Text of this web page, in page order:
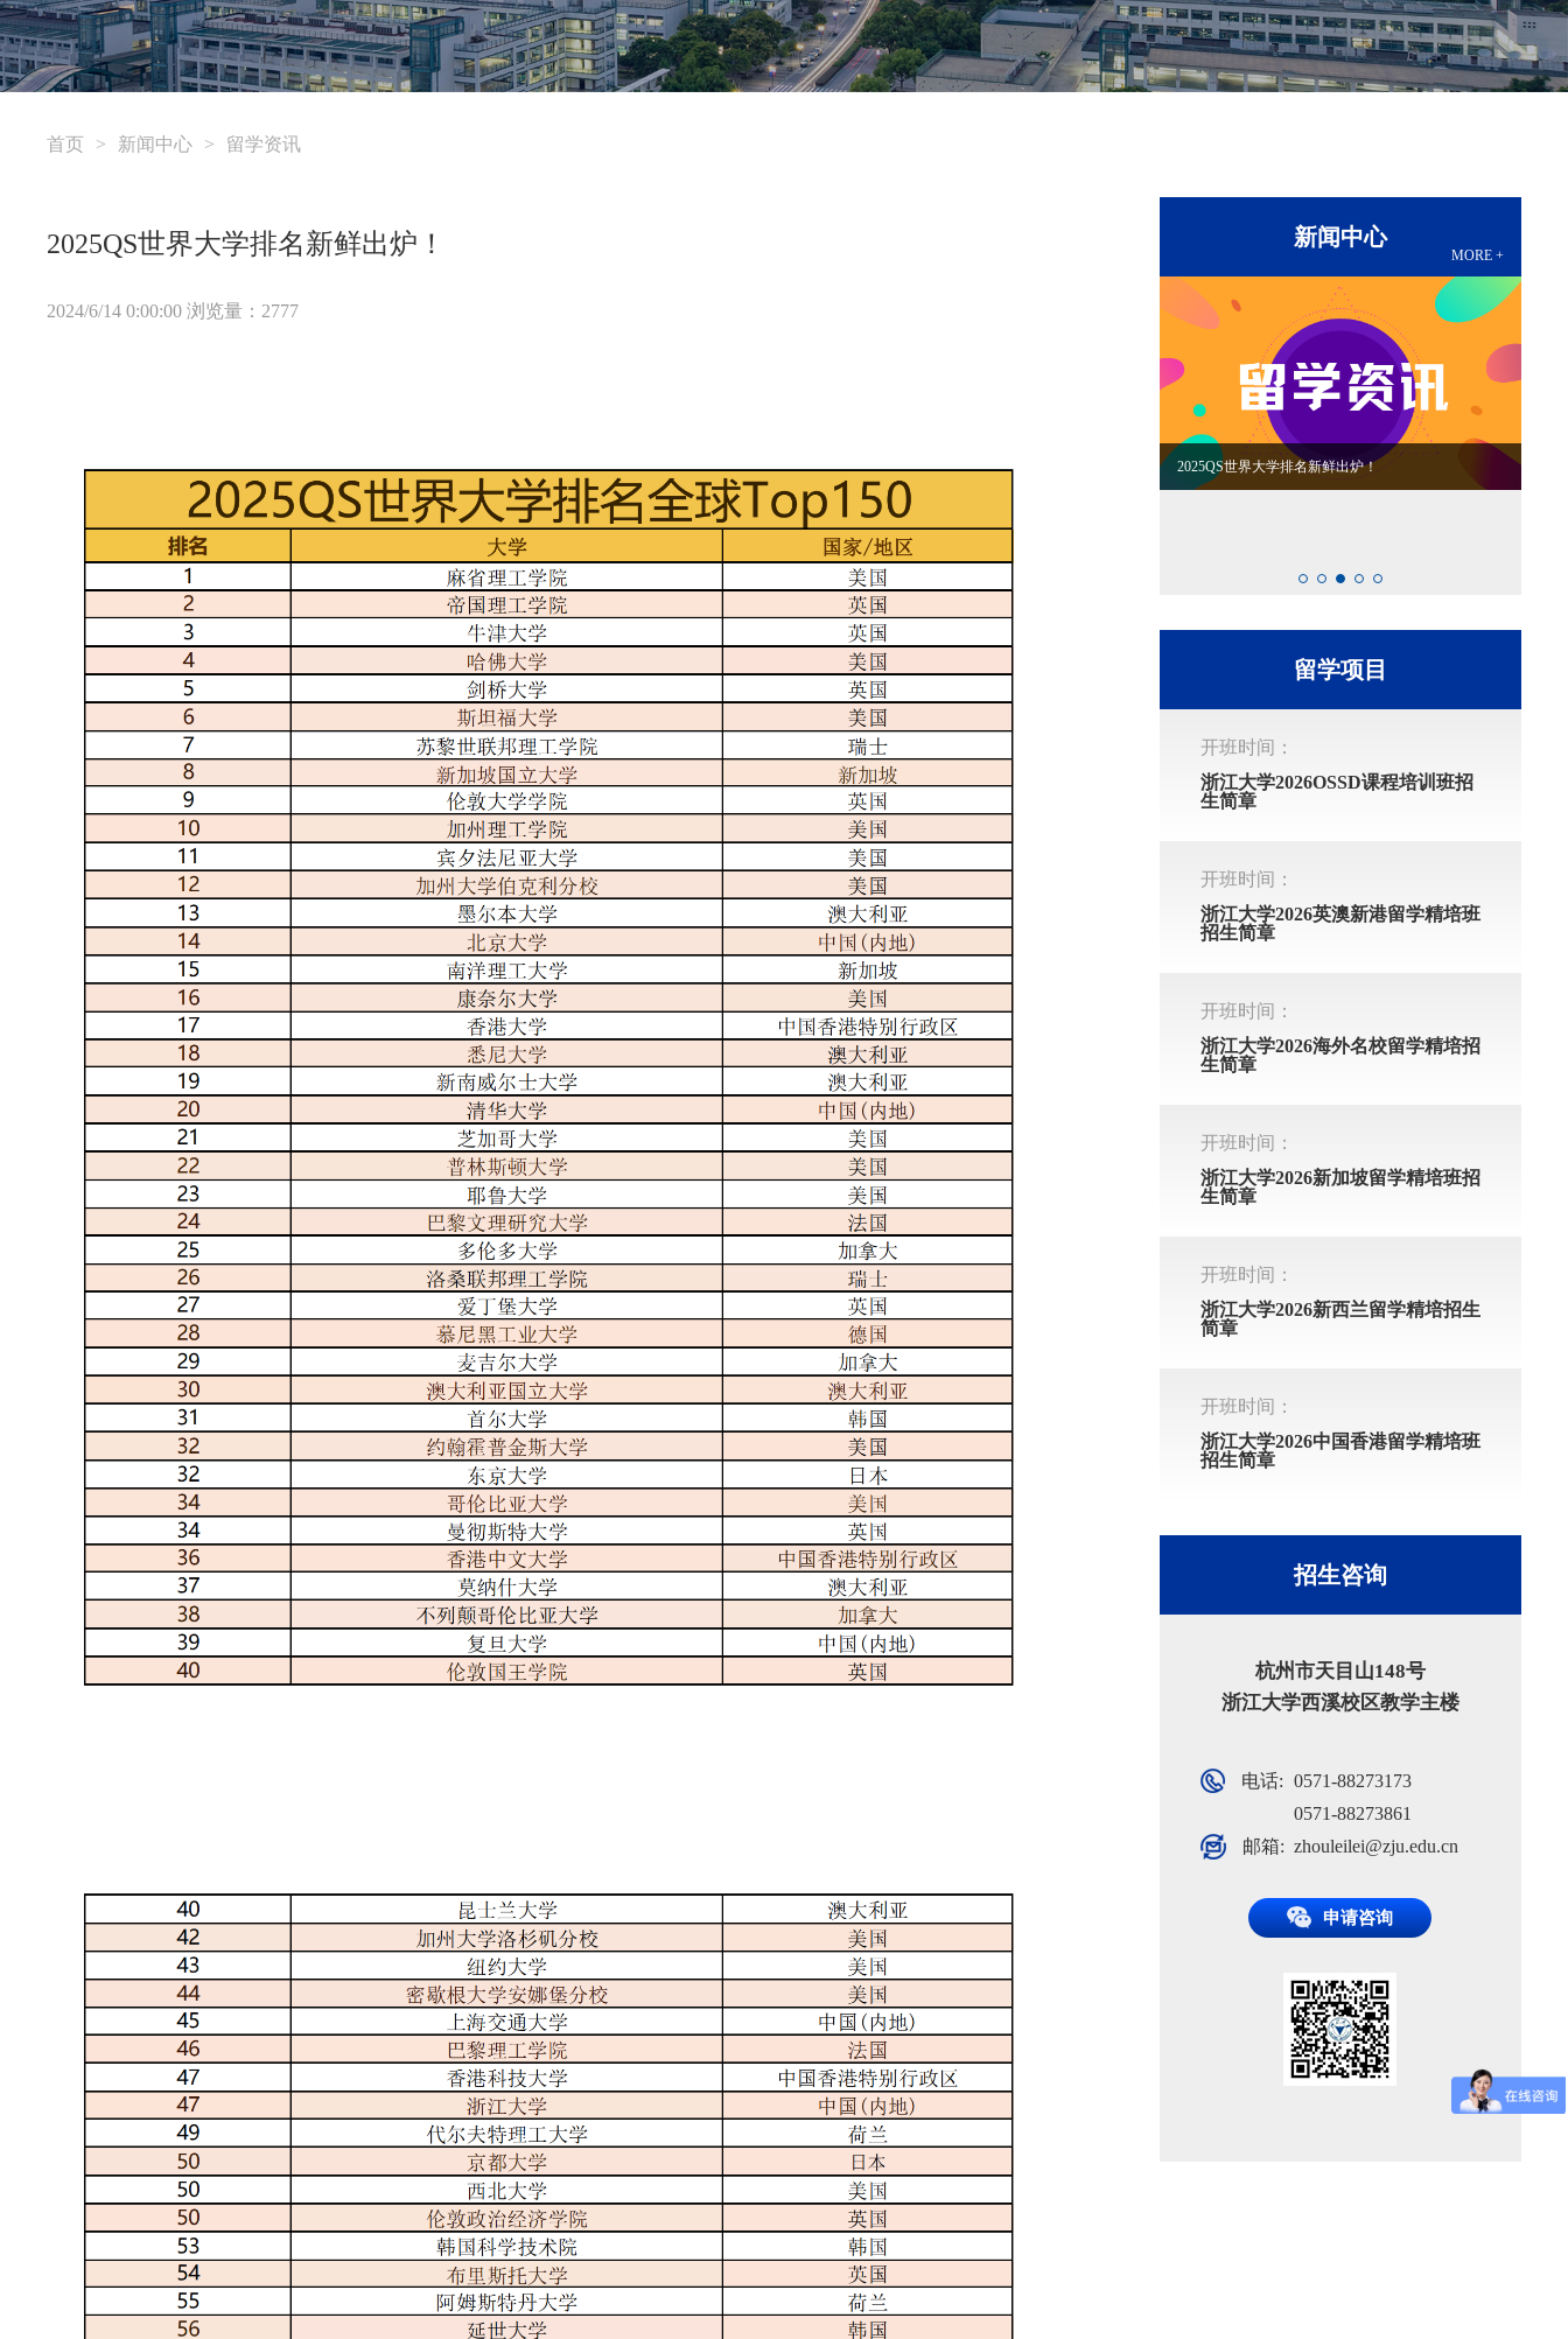
首页 > 新闻中心 > 留学资讯
2025QS世界大学排名新鲜出炉！
2024/6/14 0:00:00 浏览量：2777
新闻中心
MORE +
浙江大学2025出国留学精培班火热招生中
青春“篮”不住 热血进行时
2025QS世界大学排名新鲜出炉！
“浙”启新岁，乐动新篇——国际教育部2025年元旦晚
会
留学项目
开班时间：
浙江大学2026OSSD课程培训班招
生简章
开班时间：
浙江大学2026英澳新港留学精培班
招生简章
开班时间：
浙江大学2026海外名校留学精培招
生简章
开班时间：
浙江大学2026新加坡留学精培班招
生简章
开班时间：
浙江大学2026新西兰留学精培招生
简章
开班时间：
浙江大学2026中国香港留学精培班
招生简章
招生咨询
杭州市天目山148号
浙江大学西溪校区教学主楼
电话: 0571-88273173
0571-88273861
邮箱: zhouleilei@zju.edu.cn
申请咨询